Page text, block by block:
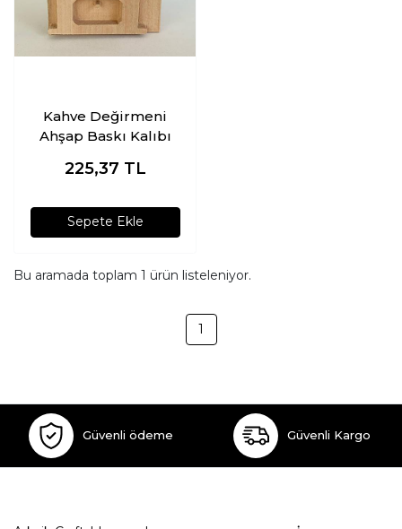
Kahve Değirmeni
Ahşap Baskı Kalıbı
225,37 TL
Sepete Ekle
Bu aramada toplam 1 ürün listeleniyor.
1
Güvenli ödeme Güvenli Kargo